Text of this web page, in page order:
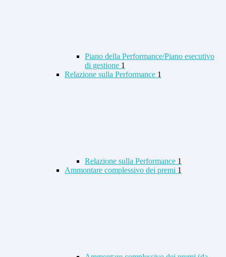
Piano della Performance/Piano esecutivo
di gestione 1
Relazione sulla Performance 1
Relazione sulla Performance 1
Ammontare complessivo dei premi 1